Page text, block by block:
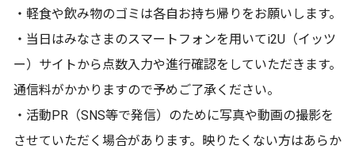
・軽食や飲み物のゴミは各自お持ち帰りをお願いします。
・当日はみなさまのスマートフォンを用いてi2U（イッツ
ー）サイトから点数入力や進行確認をしていただきます。
通信料がかかりますので予めご了承ください。
・活動PR（SNS等で発信）のために写真や動画の撮影を
させていただく場合があります。映りたくない方はあらか